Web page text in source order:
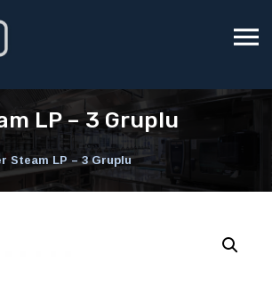
LP – 3 Gruplu
Steam LP – 3 Gruplu